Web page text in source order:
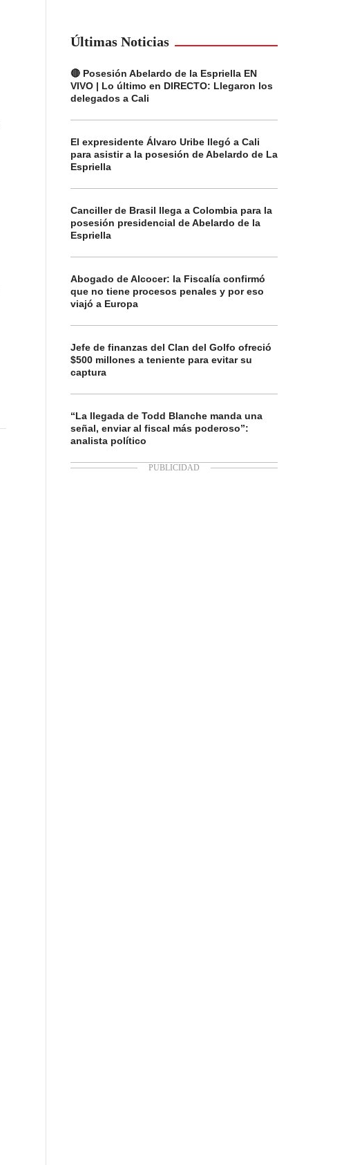
Últimas Noticias
🔴 Posesión Abelardo de la Espriella EN
VIVO | Lo último en DIRECTO: Llegaron los
delegados a Cali
El expresidente Álvaro Uribe llegó a Cali
para asistir a la posesión de Abelardo de La
Espriella
Canciller de Brasil llega a Colombia para la
posesión presidencial de Abelardo de la
Espriella
Abogado de Alcocer: la Fiscalía confirmó
que no tiene procesos penales y por eso
viajó a Europa
Jefe de finanzas del Clan del Golfo ofreció
$500 millones a teniente para evitar su
captura
“La llegada de Todd Blanche manda una
señal, enviar al fiscal más poderoso”:
analista político